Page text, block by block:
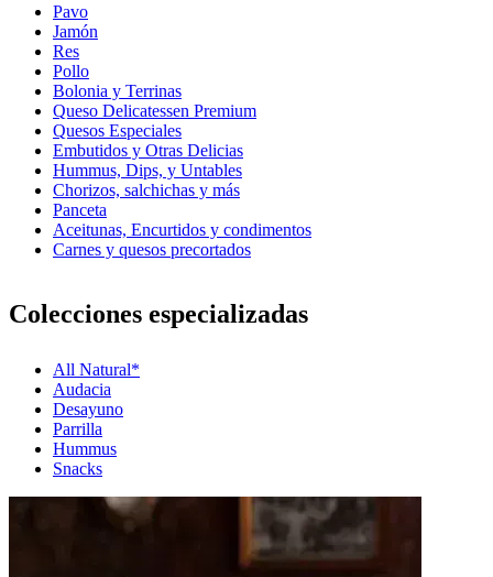
Pavo
Jamón
Res
Pollo
Bolonia y Terrinas
Queso Delicatessen Premium
Quesos Especiales
Embutidos y Otras Delicias
Hummus, Dips, y Untables
Chorizos, salchichas y más
Panceta
Aceitunas, Encurtidos y condimentos
Carnes y quesos precortados
Colecciones especializadas
All Natural*
Audacia
Desayuno
Parrilla
Hummus
Snacks